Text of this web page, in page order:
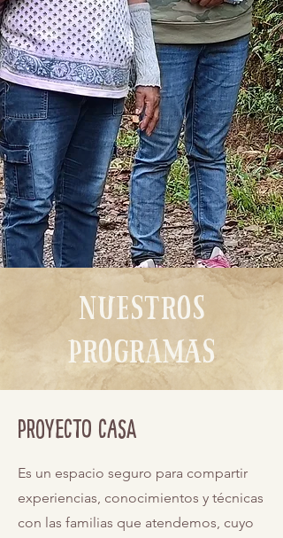
Nuestros
programas
proyecto casa
Es un espacio seguro para compartir
experiencias, conocimientos y técnicas
con las familias que atendemos, cuyo